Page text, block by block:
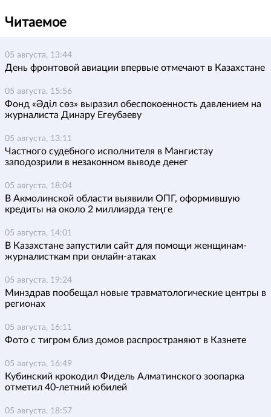
Читаемое
05 августа, 13:44
День фронтовой авиации впервые отмечают в Казахстане
05 августа, 15:56
Фонд «Әділ сөз» выразил обеспокоенность давлением на
журналиста Динару Егеубаеву
05 августа, 13:11
Частного судебного исполнителя в Мангистау
заподозрили в незаконном выводе денег
05 августа, 18:04
В Акмолинской области выявили ОПГ, оформившую
кредиты на около 2 миллиарда теңге
05 августа, 14:01
В Казахстане запустили сайт для помощи женщинам-
журналисткам при онлайн-атаках
05 августа, 19:24
Минздрав пообещал новые травматологические центры в
регионах
05 августа, 16:11
Фото с тигром близ домов распространяют в Казнете
05 августа, 16:49
Кубинский крокодил Фидель Алматинского зоопарка
отметил 40-летний юбилей
05 августа, 18:57